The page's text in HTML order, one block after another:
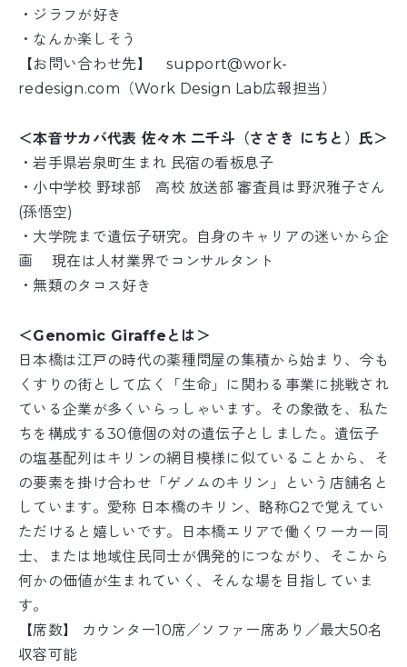
・ジラフが好き
・なんか楽しそう
【お問い合わせ先】 support@work-
redesign.com（Work Design Lab広報担当）
＜本音サカバ代表 佐々木 二千斗（ささき にちと）氏＞
・岩手県岩泉町生まれ 民宿の看板息子
・小中学校 野球部 高校 放送部 審査員は野沢雅子さん
(孫悟空)
・大学院まで遺伝子研究。自身のキャリアの迷いから企
画 現在は人材業界でコンサルタント
・無類のタコス好き
＜Genomic Giraffeとは＞
日本橋は江戸の時代の薬種問屋の集積から始まり、今も
くすりの街として広く「生命」に関わる事業に挑戦され
ている企業が多くいらっしゃいます。その象徴を、私た
ちを構成する30億個の対の遺伝子としました。遺伝子
の塩基配列はキリンの網目模様に似ていることから、そ
の要素を掛け合わせ「ゲノムのキリン」という店舗名と
しています。愛称 日本橋のキリン、略称G2で覚えてい
ただけると嬉しいです。日本橋エリアで働くワーカー同
士、または地域住民同士が偶発的につながり、そこから
何かの価値が生まれていく、そんな場を目指していま
す。
【席数】 カウンター10席／ソファー席あり／最大50名
収容可能